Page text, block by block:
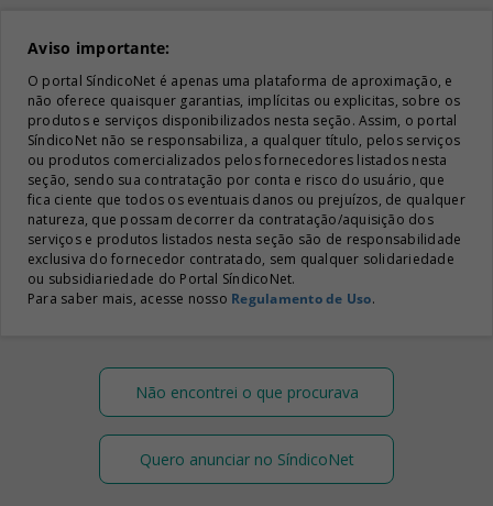
Aviso importante:
O portal SíndicoNet é apenas uma plataforma de aproximação, e
não oferece quaisquer garantias, implícitas ou explicitas, sobre os
produtos e serviços disponibilizados nesta seção. Assim, o portal
SíndicoNet não se responsabiliza, a qualquer título, pelos serviços
ou produtos comercializados pelos fornecedores listados nesta
seção, sendo sua contratação por conta e risco do usuário, que
fica ciente que todos os eventuais danos ou prejuízos, de qualquer
natureza, que possam decorrer da contratação/aquisição dos
serviços e produtos listados nesta seção são de responsabilidade
exclusiva do fornecedor contratado, sem qualquer solidariedade
ou subsidiariedade do Portal SíndicoNet.
Para saber mais, acesse nosso Regulamento de Uso.
Não encontrei o que procurava
Quero anunciar no SíndicoNet